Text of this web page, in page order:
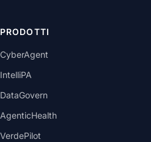
PRODOTTI
CyberAgent
IntelliPA
DataGovern
AgenticHealth
VerdePilot